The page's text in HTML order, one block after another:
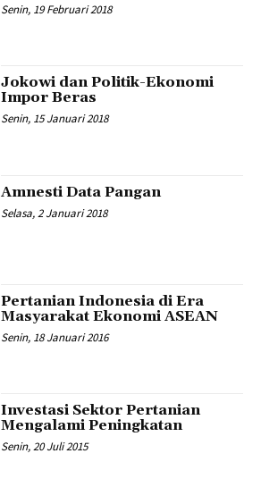
Senin, 19 Februari 2018
Jokowi dan Politik-Ekonomi
Impor Beras
Senin, 15 Januari 2018
Amnesti Data Pangan
Selasa, 2 Januari 2018
Pertanian Indonesia di Era
Masyarakat Ekonomi ASEAN
Senin, 18 Januari 2016
Investasi Sektor Pertanian
Mengalami Peningkatan
Senin, 20 Juli 2015